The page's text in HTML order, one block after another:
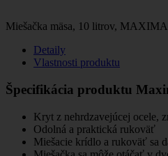
Miešačka mäsa, 10 litrov, MAXIMA
Detaily
Vlastnosti produktu
Špecifikácia produktu
Kryt z nehrdzavejúcej ocele,
Odolná a praktická rukoväť
Miešacie krídlo a rukoväť sa